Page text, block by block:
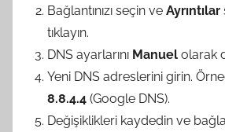
Bağlantınızı seçin ve Ayrıntılar
tıklayın.
DNS ayarlarını Manuel olarak
Yeni DNS adreslerini girin.
8.8.4.4 (Google DNS).
Değişiklikleri kaydedin ve